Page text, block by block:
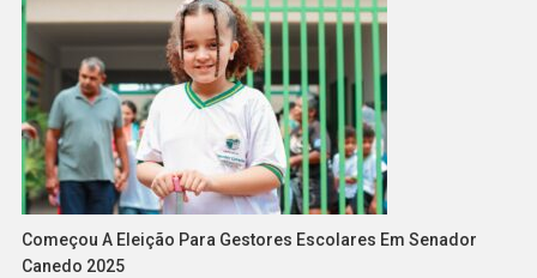
Começou A Eleição Para Gestores Escolares Em Senador
Canedo 2025